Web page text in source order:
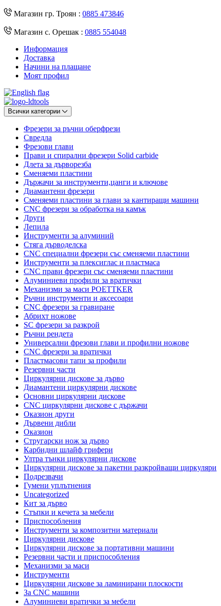
Магазин гр. Троян : 0885 473846
Магазин с. Орешак : 0885 554048
Информация
Доставка
Начини на плащане
Моят профил
Всички категории
Фрезери за ръчни оберфрези
Свредла
Фрезови глави
Прави и спирални фрезери Solid carbide
Длета за дърворезба
Сменяеми пластини
Държачи за инструменти,цанги и ключове
Диамантени фрезери
Сменяеми пластини за глави за кантиращи машини
CNC фрезери за обработка на камък
Други
Лепила
Инструменти за алуминий
Стяга дърводелска
CNC специални фрезери със сменяеми пластини
Инструменти за плексиглас и пластмаса
CNC прави фрезери със сменяеми пластини
Алуминиеви профили за вратички
Механизми за маси POETTKER
Ръчни инструменти и аксесоари
CNC фрезери за гравиране
Абрихт ножове
SC фрезери за разкрой
Ръчни рендета
Универсални фрезови глави и профилни ножове
CNC фрезери за вратички
Пластмасови тапи за профили
Резервни части
Циркулярни дискове за дърво
Диамантени циркулярни дискове
Основни циркулярни дискове
CNC циркулярни дискове с държачи
Оказион други
Дървени дибли
Оказион
Стругарски нож за дърво
Карбидни шлайф грифери
Ултра тънки циркулярни дискове
Циркулярни дискове за пакетни разкройващи циркуляри
Подрезвачи
Гумени уплътнения
Uncategorized
Кит за дърво
Стъпки и кечета за мебели
Приспособления
Инструменти за композитни материали
Циркулярни дискове
Циркулярни дискове за портативни машини
Резервни части и приспособления
Механизми за маси
Инструменти
Циркулярни дискове за ламинирани плоскости
За CNC машини
Алуминиеви вратички за мебели